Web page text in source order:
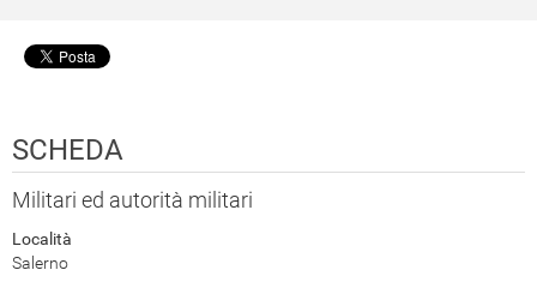
SCHEDA
Militari ed autorità militari
Località
Salerno